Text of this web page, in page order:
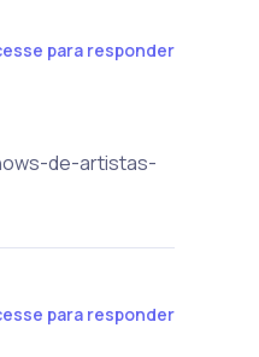
para responder
de-artistas-
para responder